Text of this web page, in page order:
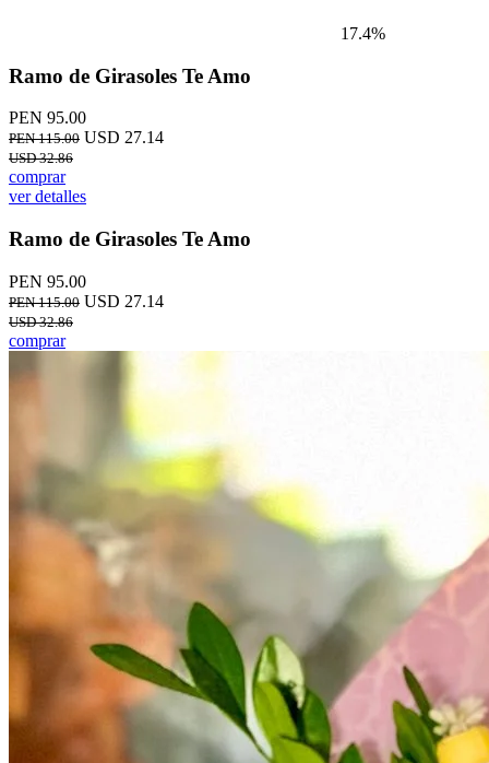
17.4%
Ramo de Girasoles Te Amo
PEN 95.00
PEN 115.00 USD 27.14
USD 32.86
comprar
ver detalles
Ramo de Girasoles Te Amo
PEN 95.00
PEN 115.00 USD 27.14
USD 32.86
comprar